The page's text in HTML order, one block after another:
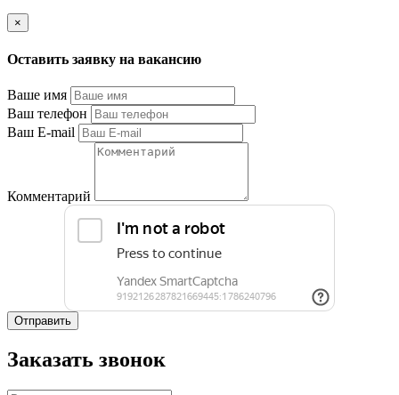
×
Оставить заявку на вакансию
Ваше имя
Ваш телефон
Ваш E-mail
Комментарий
Отправить
Заказать звонок